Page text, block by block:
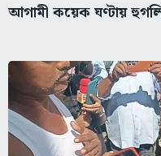
আগামী কয়েক ঘণ্টায় হুগলি